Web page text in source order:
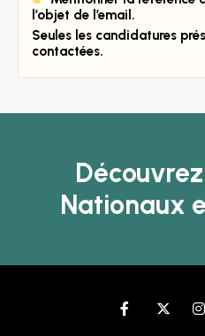
l’objet de l’email.
Seules les candidatures
contactées.
Nationaux